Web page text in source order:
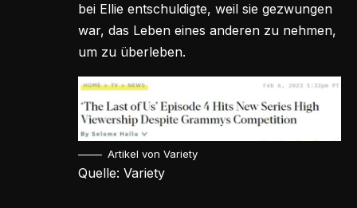
bei Ellie entschuldigte, weil sie gezwungen
war, das Leben eines anderen zu nehmen,
um zu überleben.
Artikel von Variety
Quelle: Variety